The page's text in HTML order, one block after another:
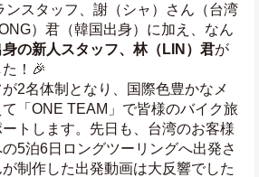
スタッフ、謝（シャ）さん（台湾
）君（韓国出身）に加え、なん
身の新人スタッフ、林（LIN）君が
！🎉
2名体制となり、国際色豊かなメ
「ONE TEAM」で皆様のバイク旅
トします。先日も、台湾のお客様
5泊6日ロングツーリングへ出発さ
制作した出発動画は大反響でした